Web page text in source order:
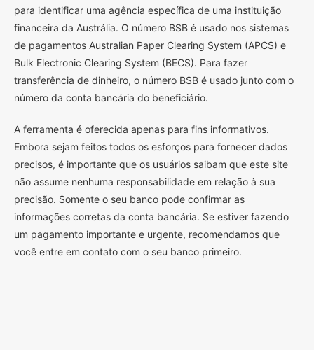
para identificar uma agência específica de uma instituição
financeira da Austrália. O número BSB é usado nos sistemas
de pagamentos Australian Paper Clearing System (APCS) e
Bulk Electronic Clearing System (BECS). Para fazer
transferência de dinheiro, o número BSB é usado junto com o
número da conta bancária do beneficiário.
A ferramenta é oferecida apenas para fins informativos.
Embora sejam feitos todos os esforços para fornecer dados
precisos, é importante que os usuários saibam que este site
não assume nenhuma responsabilidade em relação à sua
precisão. Somente o seu banco pode confirmar as
informações corretas da conta bancária. Se estiver fazendo
um pagamento importante e urgente, recomendamos que
você entre em contato com o seu banco primeiro.